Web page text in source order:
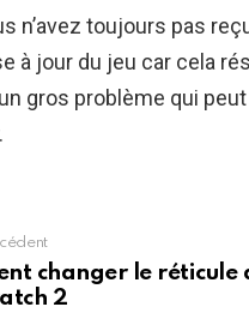
n’avez toujours pas
à jour du jeu car cela
gros problème qui
changer le réticule
2